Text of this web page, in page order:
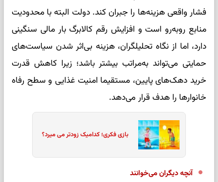
فشار واقعی هزینه‌ها را جبران کند. دولت البته با محدودیت
منابع روبه‌رو است و افزایش رقم کالابرگ بار مالی سنگینی
دارد، اما از نگاه تحلیلگران، هزینه بی‌اثر شدن سیاست‌های
حمایتی می‌تواند به‌مراتب بیشتر باشد؛ زیرا کاهش قدرت
خرید دهک‌های پایین، مستقیما امنیت غذایی و سطح رفاه
خانوارها را هدف قرار می‌دهد.
بازی فکری؛ کدامیک زودتر می میرد؟
آنچه دیگران می‌خوانند